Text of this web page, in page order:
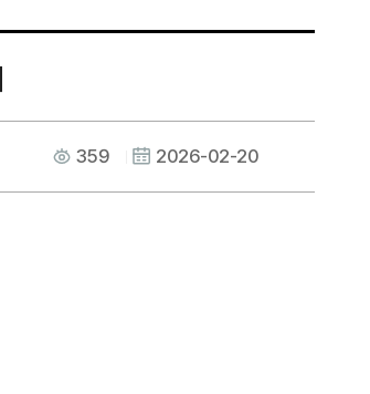
359 2026-02-20